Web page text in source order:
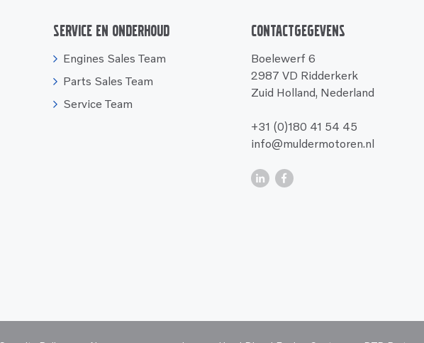
Service en onderhoud
Engines Sales Team
Parts Sales Team
Service Team
Contactgegevens
Boelewerf 6
2987 VD Ridderkerk
Zuid Holland, Nederland
+31 (0)180 41 54 45
info@muldermotoren.nl